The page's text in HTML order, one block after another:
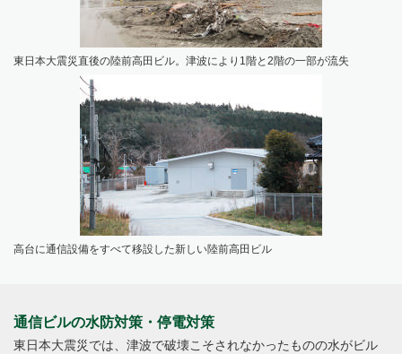
東日本大震災直後の陸前高田ビル。津波により1階と2階の一部が流失
高台に通信設備をすべて移設した新しい陸前高田ビル
通信ビルの水防対策・停電対策
東日本大震災では、津波で破壊こそされなかったものの水がビル